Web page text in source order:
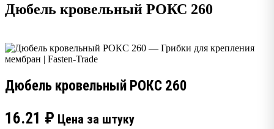
Дюбель кровельный РОКС 260
Дюбель кровельный РОКС 260
16.21 ₽ Цена за штуку